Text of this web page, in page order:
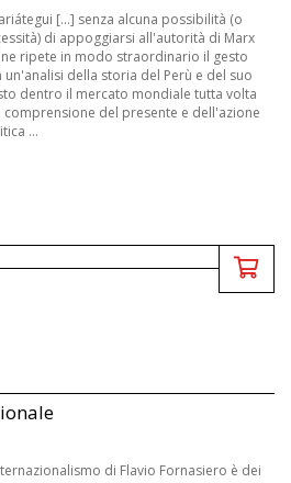
[...] senza alcuna possibilità (o
di appoggiarsi all'autorità di Marx
ne ripete in modo straordinario il gesto
un'analisi della storia del Perù e del suo
dentro il mercato mondiale tutta volta
comprensione del presente e dell'azione
...
di Flavio Fornasiero è dei